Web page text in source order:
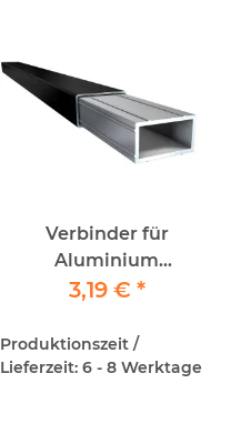
Verbinder für
Aluminium
Unterkonstruktion 50 x
3,19 € *
Produktionszeit /
Lieferzeit: 6 - 8 Werktage